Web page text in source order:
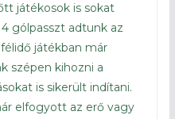
játékosok is sokat
gólpasszt adtunk az
játékban már
szépen kihozni a
is sikerült indítani.
elfogyott az erő vagy